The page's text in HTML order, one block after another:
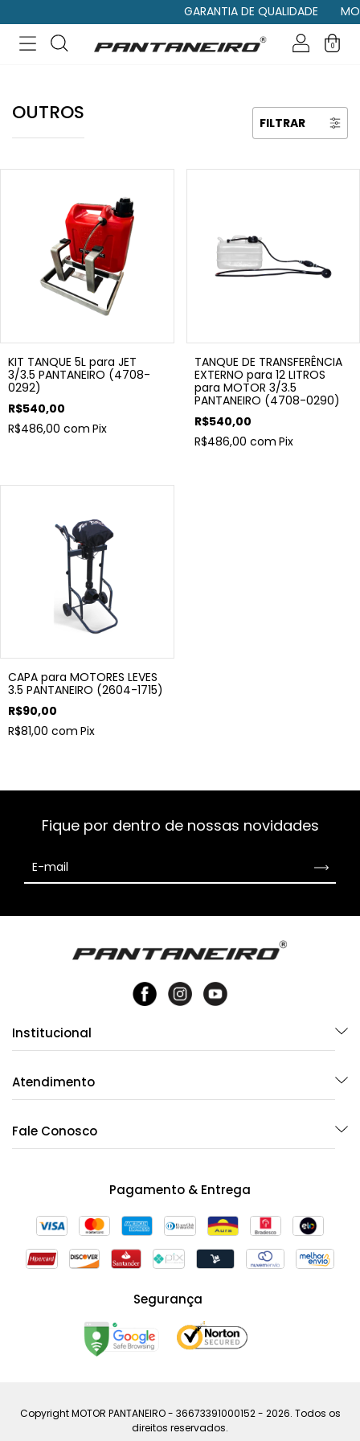
GARANTIA DE QUALIDADE
0
OUTROS FILTRAR
KIT TANQUE 5L para JET
3/3.5 PANTANEIRO (4708-
0292)
R$540,00
R$486,00 com Pix
TANQUE DE TRANSFERÊNCIA
EXTERNO para 12 LITROS
para MOTOR 3/3.5
PANTANEIRO (4708-0290)
R$540,00
R$486,00 com Pix
CAPA para MOTORES LEVES
3.5 PANTANEIRO (2604-1715)
R$90,00
R$81,00 com Pix
Fique por dentro de nossas novidades
Institucional
Atendimento
Fale Conosco
Pagamento & Entrega
Segurança
Copyright MOTOR PANTANEIRO - 36673391000152 - 2026. Todos os
direitos reservados.